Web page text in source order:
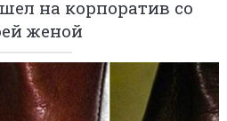
на корпоратив со
женой